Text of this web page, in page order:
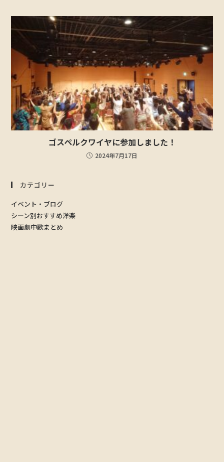
ゴスペルクワイヤに参加しました！
2024年7月17日
カテゴリー
イベント・ブログ
シーン別おすすめ洋楽
映画劇中歌まとめ